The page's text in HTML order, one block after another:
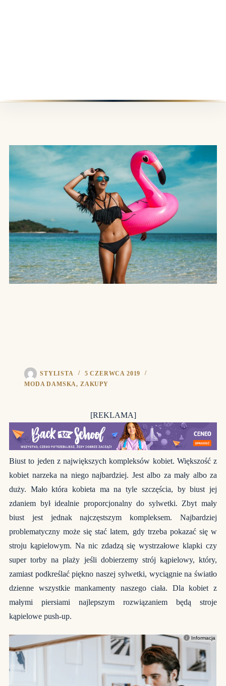
STYLISTA
5 CZERWCA 2019
MODA DAMSKA, ZAKUPY
[REKLAMA]
Biust to jeden z największych kompleksów kobiet. Większość z
kobiet narzeka na niego najbardziej. Jest albo za mały albo za
duży. Mało która kobieta ma na tyle szczęścia, by biust jej
zdaniem był idealnie proporcjonalny do sylwetki. Zbyt mały
biust jest jednak najczęstszym kompleksem. Najbardziej
problematyczny może się stać latem, gdy trzeba pokazać się w
stroju kąpielowym. Na nic zdadzą się wystrzałowe klapki czy
super torby na plaży jeśli dobierzemy strój kąpielowy, który,
zamiast podkreślać piękno naszej sylwetki, wyciągnie na światło
dzienne wszystkie mankamenty naszego ciała. Dla kobiet z
małymi piersiami najlepszym rozwiązaniem będą stroje
kąpielowe push-up.